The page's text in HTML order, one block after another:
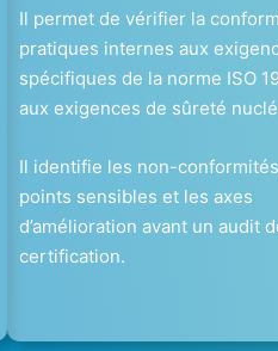
Il permet de vérifier la
pratiques internes aux
spécifiques de la norme ISO
aux exigences de sûreté
Il identifie les non-
points sensibles et les axes
d’amélioration avant un audit
certification.